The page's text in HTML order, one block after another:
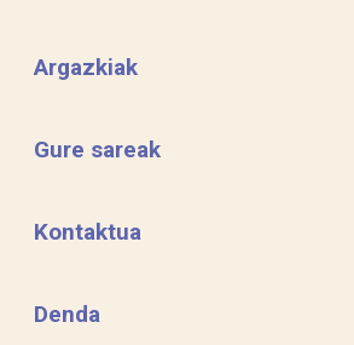
Argazkiak
Gure sareak
Kontaktua
Denda